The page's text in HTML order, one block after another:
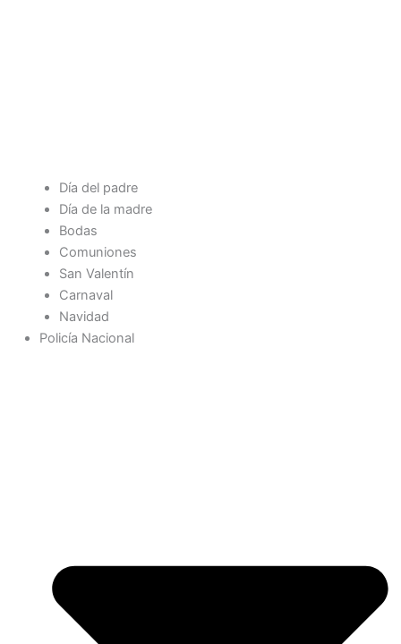
Día del padre
Día de la madre
Bodas
Comuniones
San Valentín
Carnaval
Navidad
Policía Nacional